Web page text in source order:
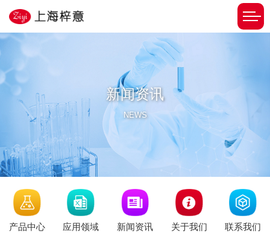
新闻资讯
NEWS
产品中心 应用领域 新闻资讯 关于我们 联系我们